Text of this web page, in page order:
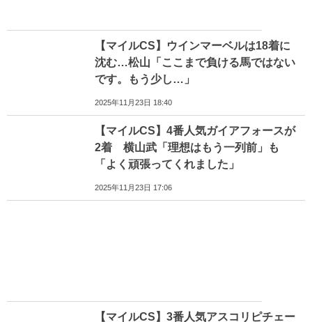
【マイルCS】ウインマーベルは18着に
沈む…松山「ここまで負ける馬ではない
です。もう少し…」
2025年11月23日 18:40
【マイルCS】4番人気ガイアフォースが
2着 横山武「理想はもう一列前」も
「よく頑張ってくれました」
2025年11月23日 17:06
【マイルCS】3番人気アスコリピチェー